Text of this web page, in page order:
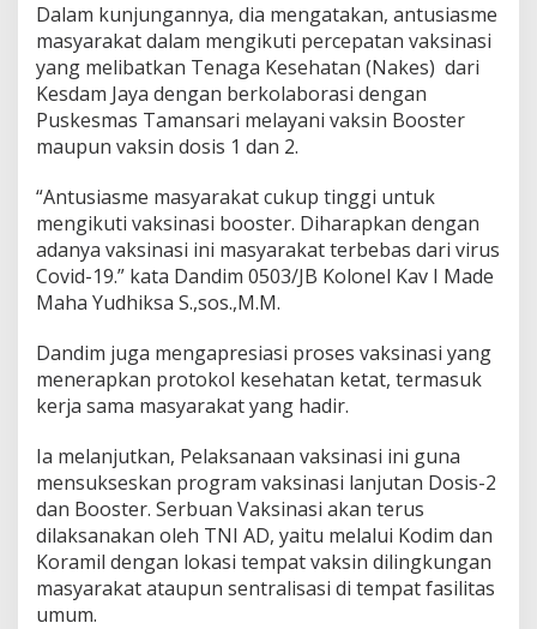
m
i
l
0
1
/
T
Dalam kunjungannya, dia mengatakan, antusiasme
masyarakat dalam mengikuti percepatan vaksinasi
yang melibatkan Tenaga Kesehatan (Nakes) dari
Kesdam Jaya dengan berkolaborasi dengan
Puskesmas Tamansari melayani vaksin Booster
maupun vaksin dosis 1 dan 2.
“Antusiasme masyarakat cukup tinggi untuk
mengikuti vaksinasi booster. Diharapkan dengan
adanya vaksinasi ini masyarakat terbebas dari virus
Covid-19.” kata Dandim 0503/JB Kolonel Kav I Made
Maha Yudhiksa S.,sos.,M.M.
Dandim juga mengapresiasi proses vaksinasi yang
menerapkan protokol kesehatan ketat, termasuk
kerja sama masyarakat yang hadir.
Ia melanjutkan, Pelaksanaan vaksinasi ini guna
mensukseskan program vaksinasi lanjutan Dosis-2
dan Booster. Serbuan Vaksinasi akan terus
dilaksanakan oleh TNI AD, yaitu melalui Kodim dan
Koramil dengan lokasi tempat vaksin dilingkungan
masyarakat ataupun sentralisasi di tempat fasilitas
umum.